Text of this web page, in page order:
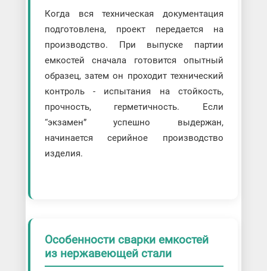
Когда вся техническая документация
подготовлена, проект передается на
производство. При выпуске партии
емкостей сначала готовится опытный
образец, затем он проходит технический
контроль - испытания на стойкость,
прочность, герметичность. Если
“экзамен” успешно выдержан,
начинается серийное производство
изделия.
Особенности сварки емкостей
из нержавеющей стали